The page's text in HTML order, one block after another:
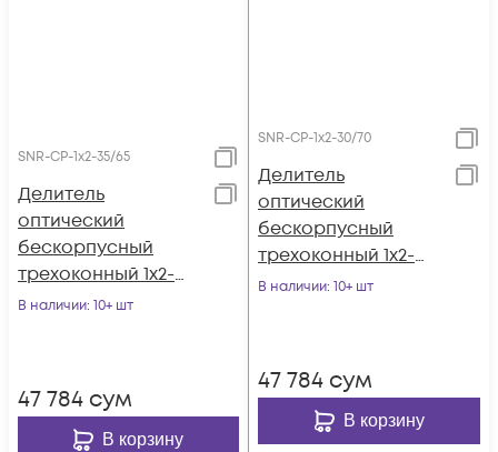
SNR-CP-1x2-35/65
Делитель
оптический
бескорпусный
трехоконный 1х2-
35/65
В наличии: 10+ шт
47 784 сум
В корзину
SNR-CP-1x2-30/70
Делитель
оптический
бескорпусный
трехоконный 1х2-
30/70
В наличии: 10+ шт
47 784 сум
В корзину